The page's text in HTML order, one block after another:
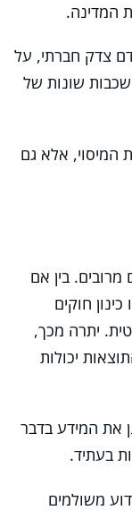
המדינה.
צדק חברתי, על
שכבות שונות של
אלא גם
בין אם
חוקים
יתרה מכך,
יכולות
את המידע בדבר
בעתיד.
משולמים